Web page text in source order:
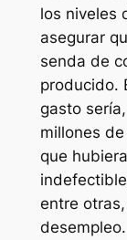
los niveles
asegurar
senda de
producido.
gasto
millones
que
entre
desempleo.